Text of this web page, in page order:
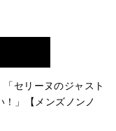
セリーヌのジャスト
」【メンズノンノ